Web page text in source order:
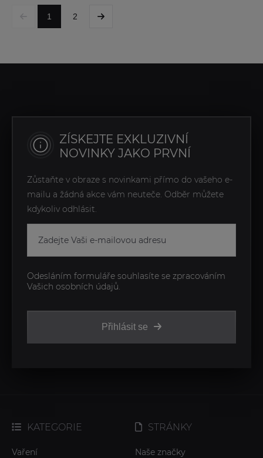
1 2
ZÍSKEJTE EXKLUZIVNÍ
NOVINKY JAKO PRVNÍ
Zůstaňte v obraze s novinkami přímo do vašeho e-
mailu a žádná akce vám neuteče. Odběr můžete
kdykoliv odhlásit.
Přihlásit se
Odesláním formuláře souhlasíte se zpracováním
Vašich osobních údajů.
KATEGORIE
Vaření
STRÁNKY
Naše značky